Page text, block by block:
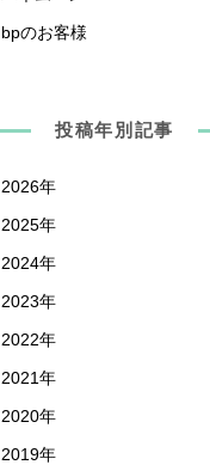
bpのお客様
投稿年別記事
2026年
2025年
2024年
2023年
2022年
2021年
2020年
2019年